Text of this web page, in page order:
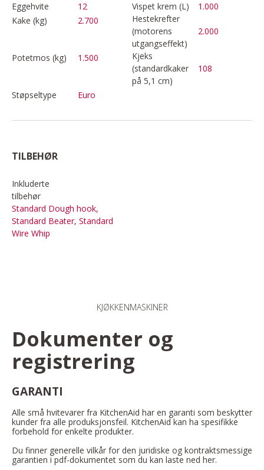
Eggehvite
12 Vispet krem (L)
1.000
Kake (kg)
2.700
Hestekrefter
(motorens
utgangseffekt)
2.000
Potetmos (kg) 1.500
Kjeks
(standardkaker
på 5,1 cm)
108
Støpseltype Euro
TILBEHØR
Inkluderte
tilbehør
Standard Dough hook,
Standard Beater, Standard
Wire Whip
KJØKKENMASKINER
Dokumenter og
registrering
GARANTI
Alle små hvitevarer fra KitchenAid har en garanti som beskytter
kunder fra alle produksjonsfeil. KitchenAid kan ha spesifikke
forbehold for enkelte produkter.
Du finner generelle vilkår for den juridiske og kontraktsmessige
garantien i pdf-dokumentet som du kan laste ned her.